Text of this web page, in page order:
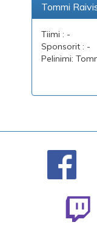
Tommi
Tiimi : -
Sponsorit : -
Pelinimi: